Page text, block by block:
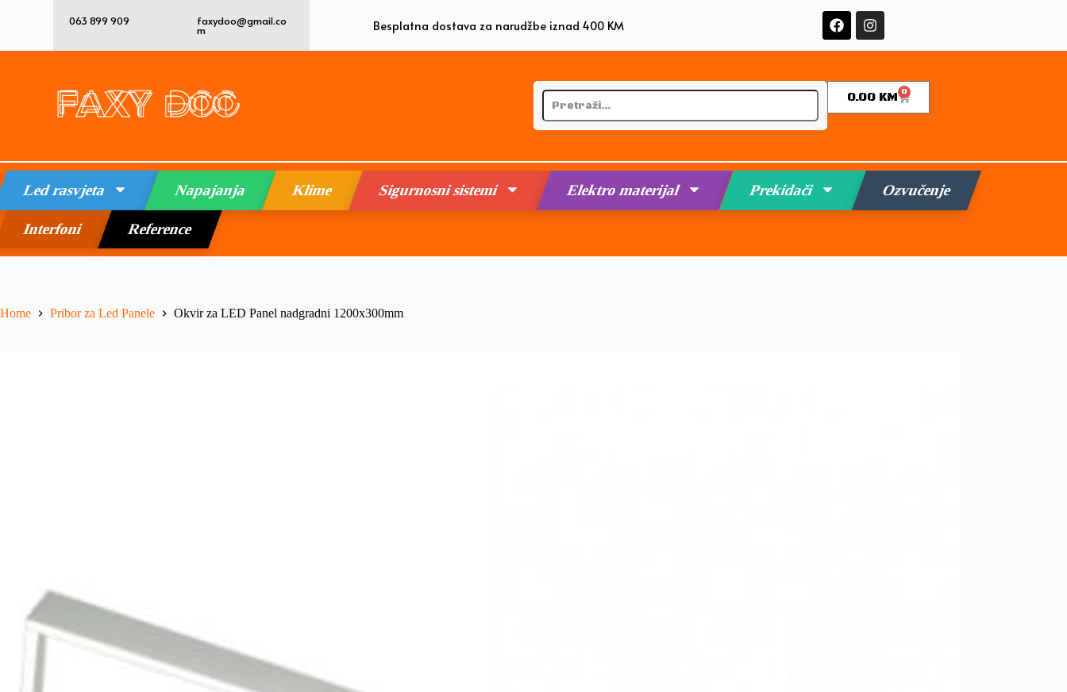
063 899 909 faxydoo@gmail.co
m Besplatna dostava za narudžbe iznad 400 KM
0.00 KM 0
Led rasvjeta Napajanja Klime Sigurnosni sistemi Elektro materijal Prekidači Ozvučenje
Interfoni Reference
Home Pribor za Led Panele Okvir za LED Panel nadgradni 1200x300mm